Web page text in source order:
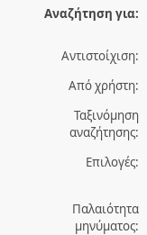
Αναζήτηση για:
Αντιστοίχιση:
Από χρήστη:
Ταξινόμηση
αναζήτησης:
Επιλογές:
Παλαιότητα
μηνύματος: